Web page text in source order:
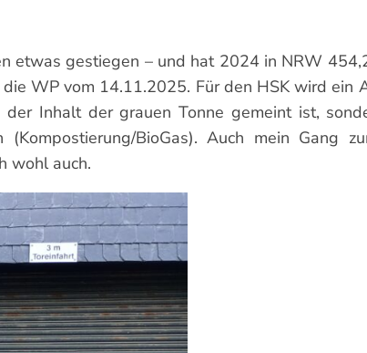
gestiegen – und hat 2024 in NRW
WP vom 14.11.2025. Für den HSK wird ein
Inhalt der grauen Tonne gemeint ist,
BioGas). Auch mein Gang
wohl auch.